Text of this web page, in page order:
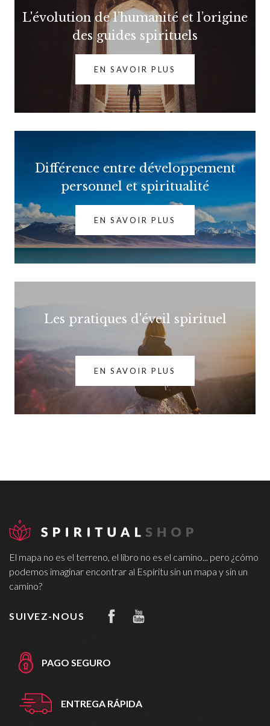
L'évolution de l’humanité et l’origine
des guides spirituels
EN SAVOIR PLUS
Différence entre développement
personnel et spiritualité
EN SAVOIR PLUS
Les pratiques d'éveil spirituel
EN SAVOIR PLUS
El mapa no es el terreno, el libro no es el camino... pero ¿cómo
podemos imaginar encontrar al Espíritu sin un mapa y sin un
camino?
SUIVEZ-NOUS
PAGO SEGURO
ENTREGA RÁPIDA